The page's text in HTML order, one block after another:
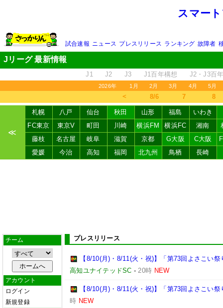
スマー
試合速報 ニュース プレスリリース ランキング 故障者
Jリーグ 最新情報
J1 J2 J3 J1百年構想 J2・J3百
2026年 1月 2月 3月 4月 5月
＜ 8/6 7 8
≪
札幌 八戸 仙台 秋田 山形 福島
いわき
FC東京
東京V 町田 川崎 横浜FM 横浜FC 湘南
藤枝
名古屋 岐阜 滋賀 京都 G大阪 C大阪
愛媛
今治 高知 福岡 北九州 鳥栖 長崎
チーム
アカウント
ログイン
新規登録
プレスリリース
【8/10(月)・8/11(火・祝)】「第73回よさこい
高知ユナイテッドSC -20時 NEW
【8/10(月)・8/11(火・祝)】「第73回よさこい
時 NEW